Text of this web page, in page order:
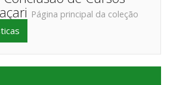
Página principal da coleção